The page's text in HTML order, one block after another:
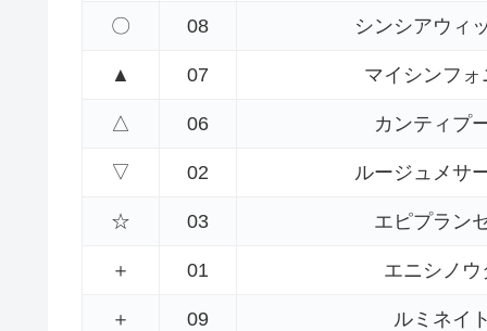
〇 08 シンシアウィ
▲ 07 マイシンフォ
△ 06 カンティプ
▽ 02 ルージュメサ
☆ 03 エピプラン
＋ 01 エニシノウ
＋ 09 ルミネイ